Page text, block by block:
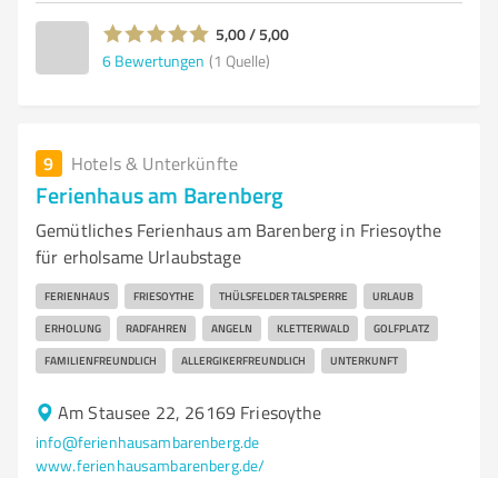
5,00 / 5,00
6 Bewertungen (1 Quelle)
9 Hotels & Unterkünfte
Ferienhaus am Barenberg
Gemütliches Ferienhaus am Barenberg in Friesoythe
für erholsame Urlaubstage
FERIENHAUS FRIESOYTHE THÜLSFELDER TALSPERRE URLAUB
ERHOLUNG RADFAHREN ANGELN KLETTERWALD GOLFPLATZ
FAMILIENFREUNDLICH ALLERGIKERFREUNDLICH UNTERKUNFT
Am Stausee 22, 26169 Friesoythe
info@ferienhausambarenberg.de
www.ferienhausambarenberg.de/